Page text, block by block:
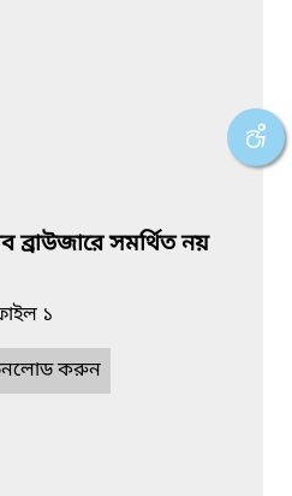
ব্রাউজারে সমর্থিত নয়
১
করুন